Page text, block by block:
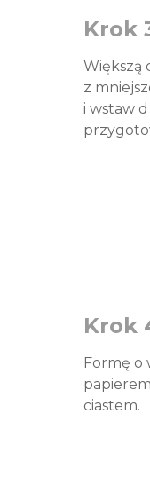
Krok
Większą
z
i wstaw
Krok
Formę o
ciastem.